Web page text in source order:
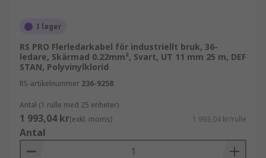
I lager
RS PRO Flerledarkabel för industriellt bruk, 36-
ledare, Skärmad 0.22mm², Svart, UT 11 mm 25 m, DEF
STAN, Polyvinylklorid
RS-artikelnummer 236-9258
Antal (1 rulle med 25 enheter)
1 993,04 kr(exkl. moms) 1 993,04 kr/rulle
Antal